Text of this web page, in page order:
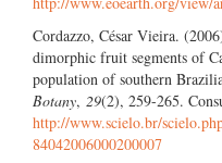
Cordazzo, César Vieira.
dimorphic fruit segments of
population of southern
Botany, 29(2), 259-265.
http://www.scielo.br/
84042006000200007